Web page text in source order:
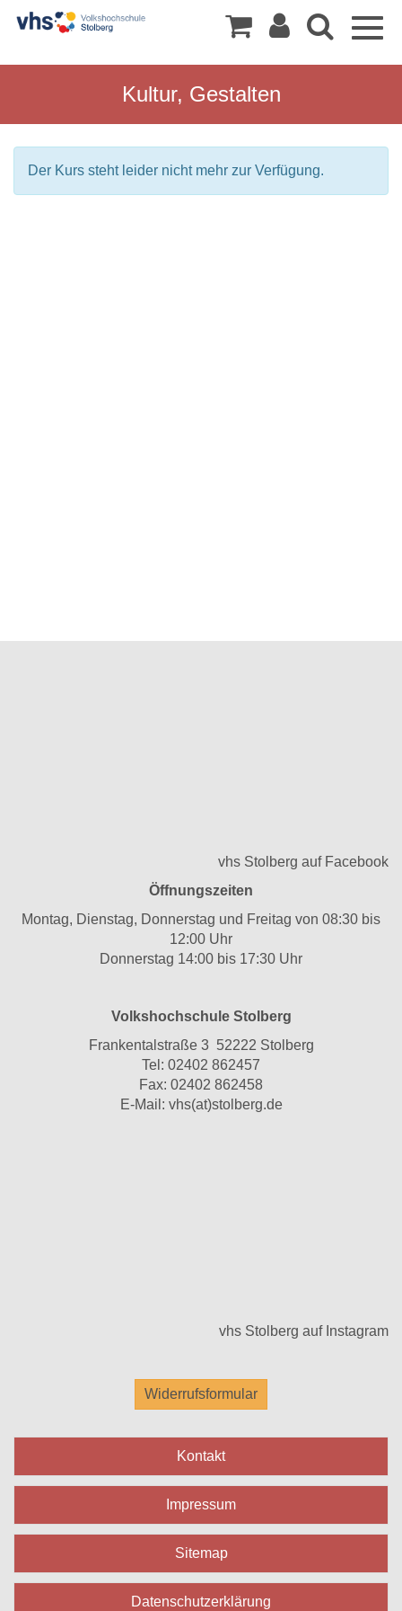
Kultur, Gestalten
Der Kurs steht leider nicht mehr zur Verfügung.
vhs Stolberg auf Facebook
Öffnungszeiten
Montag, Dienstag, Donnerstag und Freitag von 08:30 bis
12:00 Uhr
Donnerstag 14:00 bis 17:30 Uhr
Volkshochschule Stolberg
Frankentalstraße 3 52222 Stolberg
Tel: 02402 862457
Fax: 02402 862458
E-Mail: vhs(at)stolberg.de
vhs Stolberg auf Instagram
Widerrufsformular
Kontakt
Impressum
Sitemap
Datenschutzerklärung